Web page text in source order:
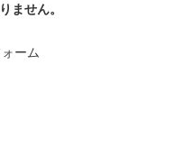
ません。
ーム